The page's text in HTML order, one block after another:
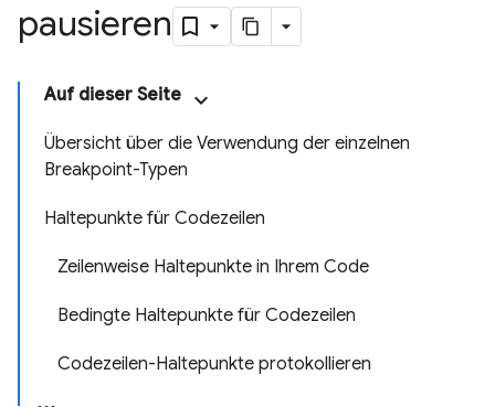
pausieren
Auf dieser Seite
Übersicht über die Verwendung der einzelnen
Breakpoint-Typen
Haltepunkte für Codezeilen
Zeilenweise Haltepunkte in Ihrem Code
Bedingte Haltepunkte für Codezeilen
Codezeilen-Haltepunkte protokollieren